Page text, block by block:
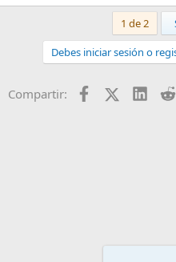
1 de 2
Debes iniciar sesión o
Compartir: FacebookX (Twitter)